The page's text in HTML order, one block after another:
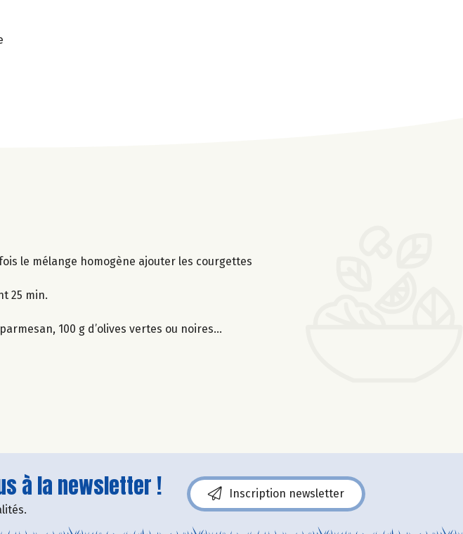
le mélange homogène ajouter les courgettes
25 min.
100 g d’olives vertes ou noires…
à la newsletter ! Inscription newsletter